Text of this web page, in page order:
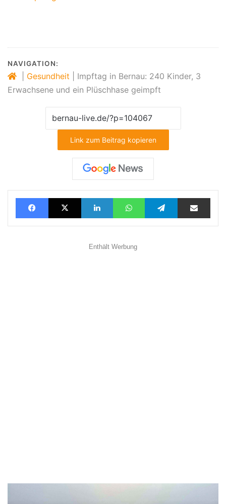
NAVIGATION:
Gesundheit
Impftag in Bernau: 240 Kinder, 3
Erwachsene und ein Plüschhase geimpft
Link zum Beitrag kopieren
FacebookX LinkedInWhatsAppTelegramTeilen via E-Mail
Enthält Werbung